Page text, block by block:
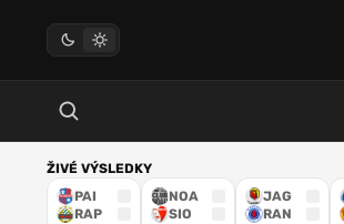
ŽIVÉ VÝSLEDKY
PAI
RAP
NOA
SIO
JAG
RAN